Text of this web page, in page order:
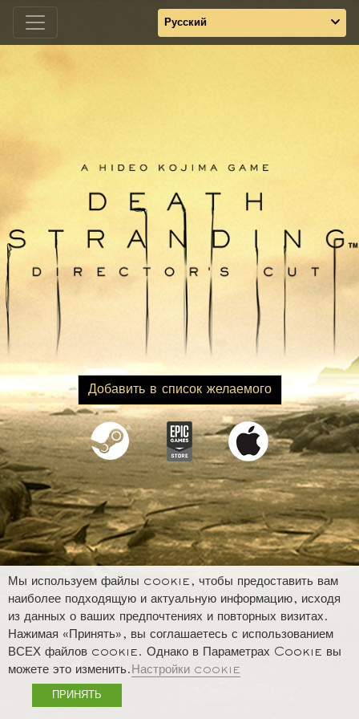
Русский
Добавить в список желаемого
Мы используем файлы cookie, чтобы предоставить вам
наиболее подходящую и актуальную информацию, исходя
из данных о ваших предпочтениях и повторных визитах.
Нажимая «Принять», вы соглашаетесь с использованием
ВСЕХ файлов cookie. Однако в Параметрах Cookie вы
можете это изменить. Настройки cookie
ПРИНЯТЬ